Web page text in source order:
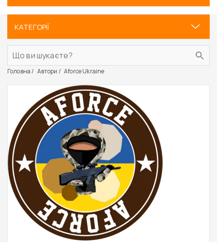
КАТЕГОРІЇ
Головна Автори Aforce Ukraine